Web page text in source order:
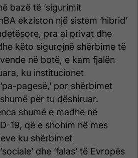
bazë të ‘sigurimit
ekziston një sistem ‘hibrid’
pra ai privat dhe
këto sigurojnë shërbime të
në botë, e kam fjalën
ku institucionet
pagesë,’ por shërbimet
për tu dëshiruar.
shumë e madhe në
19, që e shohim në mes
ku shërbimet
dhe ‘falas’ të Evropës